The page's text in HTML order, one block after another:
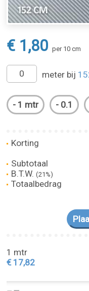
€ 1,80 per 10 cm
meter bij
Korting
Subtotaal
B.T.W.(21%)
Totaalbedrag
1 mtr
€ 17,82